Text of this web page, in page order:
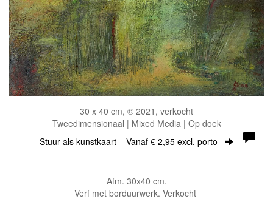
30 x 40 cm, © 2021, verkocht
Tweedimensionaal | Mixed Media | Op doek
Stuur als kunstkaart Vanaf € 2,95 excl. porto
Afm. 30x40 cm.
Verf met borduurwerk. Verkocht